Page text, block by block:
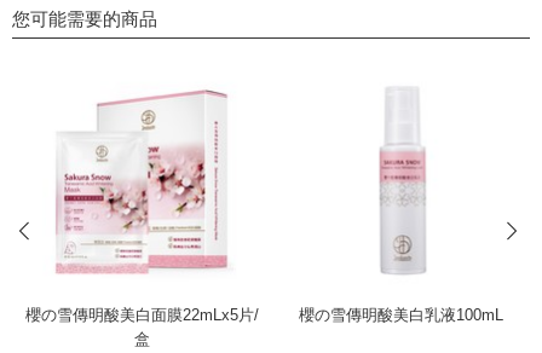
您可能需要的商品
櫻の雪傳明酸美白面膜22mLx5片/
盒
櫻の雪傳明酸美白乳液100mL